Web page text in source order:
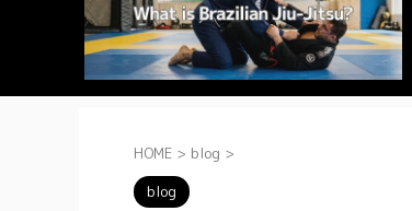
HOME > blog >
blog